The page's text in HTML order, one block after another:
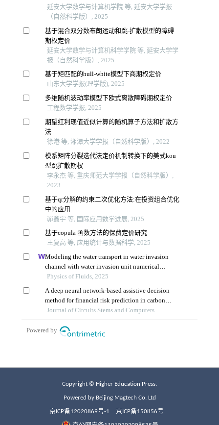
Copyright © Higher Education Press.
Powered by Beijing Magtech Co. Ltd
京ICP备12020869号-1 京ICP备150856号